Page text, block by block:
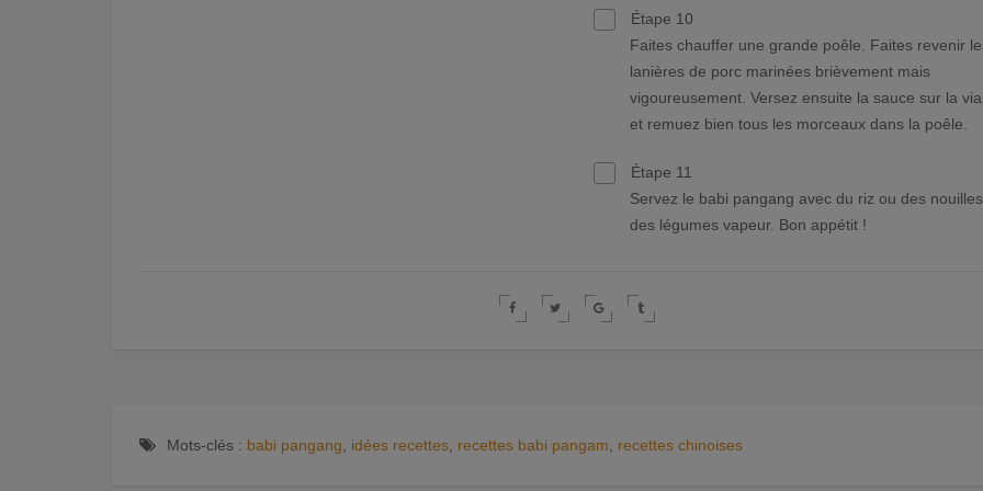
Étape 10
Faites chauffer une grande poêle. Faites revenir
lanières de porc marinées brièvement mais
vigoureusement. Versez ensuite la sauce sur la
et remuez bien tous les morceaux dans la poêle.
Étape 11
Servez le babi pangang avec du riz ou des
des légumes vapeur. Bon appétit !
Mots-clés : babi pangang idées recettes recettes babi pangam recettes chinoises